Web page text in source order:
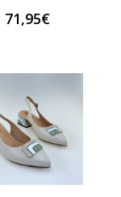
71,95€